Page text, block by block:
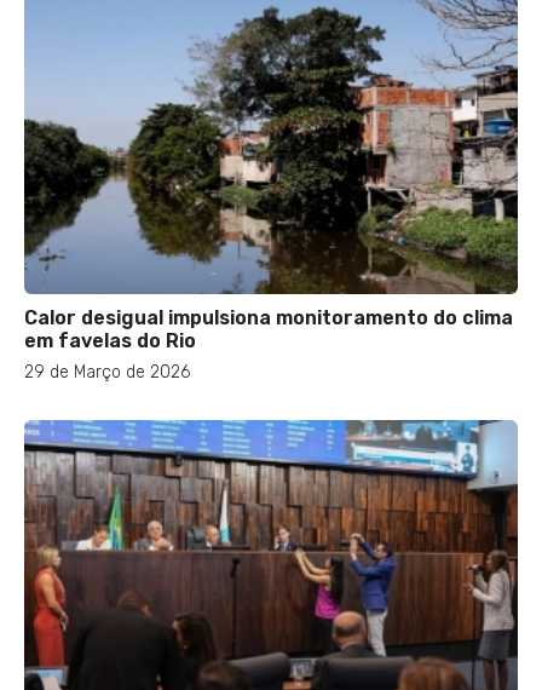
Calor desigual impulsiona monitoramento do clima
em favelas do Rio
29 de Março de 2026